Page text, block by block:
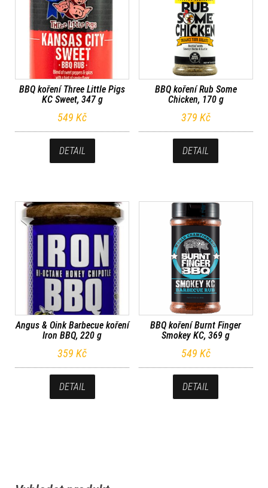
BBQ koření Three Little Pigs
KC Sweet, 347 g
549Kč
DETAIL
BBQ koření Rub Some
Chicken, 170 g
379 Kč
DETAIL
Angus & Oink Barbecue koření
Iron BBQ, 220 g
359Kč
DETAIL
BBQ koření Burnt Finger
Smokey KC, 369 g
549 Kč
DETAIL